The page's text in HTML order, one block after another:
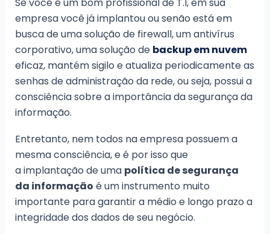
Se você é um bom profissional de T.I, em sua
empresa você já implantou ou senão está em
busca de uma solução de firewall, um antivírus
corporativo, uma solução de backup em nuvem
eficaz, mantém sigilo e atualiza periodicamente as
senhas de administração da rede, ou seja, possui a
consciência sobre a importância da segurança da
informação.
Entretanto, nem todos na empresa possuem a
mesma consciência, e é por isso que
a implantação de uma política de segurança
da informação é um instrumento muito
importante para garantir a médio e longo prazo a
integridade dos dados de seu negócio.